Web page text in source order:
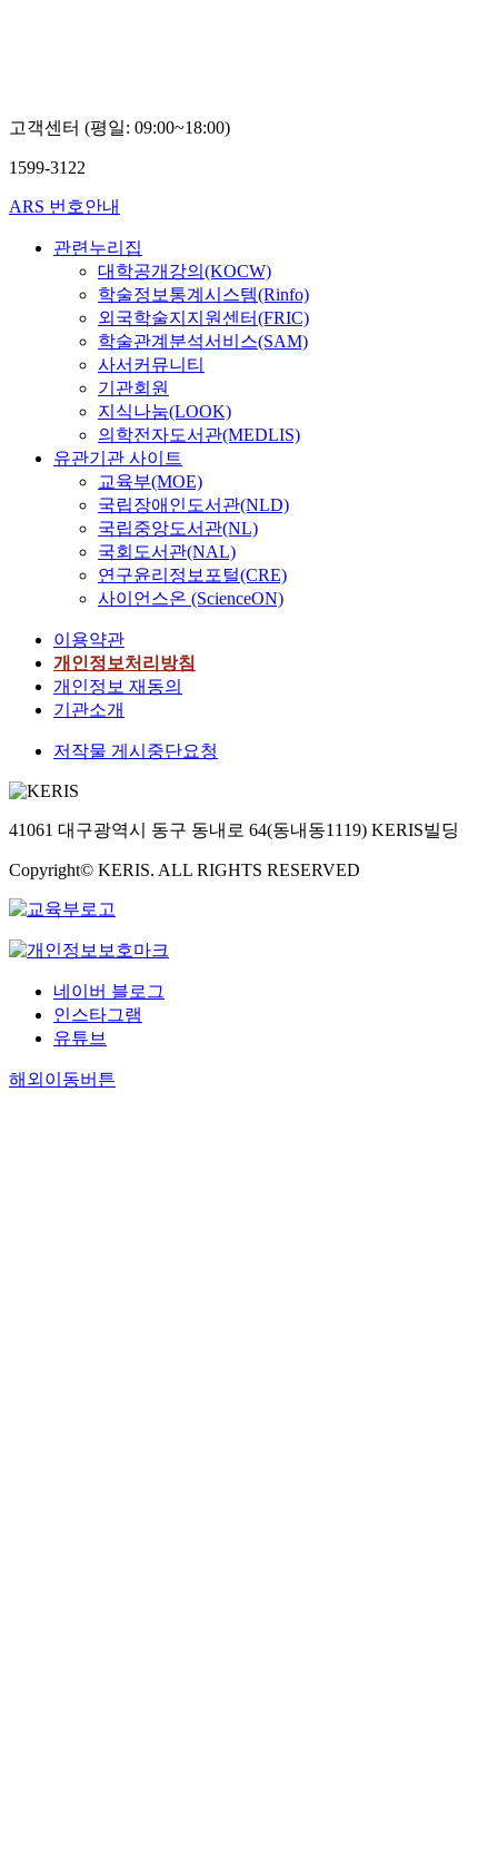
고객센터 (평일: 09:00~18:00)
1599-3122
ARS 번호안내
관련누리집
대학공개강의(KOCW)
학술정보통계시스템(Rinfo)
외국학술지지원센터(FRIC)
학술관계분석서비스(SAM)
사서커뮤니티
기관회원
지식나눔(LOOK)
의학전자도서관(MEDLIS)
유관기관 사이트
교육부(MOE)
국립장애인도서관(NLD)
국립중앙도서관(NL)
국회도서관(NAL)
연구윤리정보포털(CRE)
사이언스온 (ScienceON)
이용약관
개인정보처리방침
개인정보 재동의
기관소개
저작물 게시중단요청
41061 대구광역시 동구 동내로 64(동내동1119) KERIS빌딩
Copyright© KERIS. ALL RIGHTS RESERVED
네이버 블로그
인스타그램
유튜브
해외이동버튼